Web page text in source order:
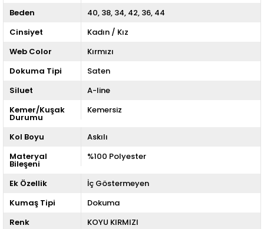
Beden
40 38 34 42 36 44
Cinsiyet
Kadın / Kız
Web Color
Kırmızı
Dokuma Tipi
Saten
Siluet
A-line
Kemer/Kuşak
Durumu
Kemersiz
Kol Boyu
Askılı
Materyal
Bileşeni
%100 Polyester
Ek Özellik
İç Göstermeyen
Kumaş Tipi
Dokuma
Renk
KOYU KIRMIZI